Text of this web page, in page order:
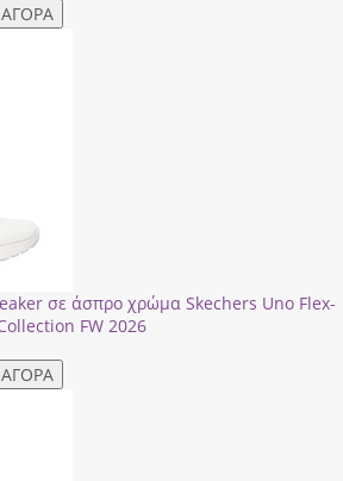
σε άσπρο χρώμα Skechers Uno Flex-
FW 2026